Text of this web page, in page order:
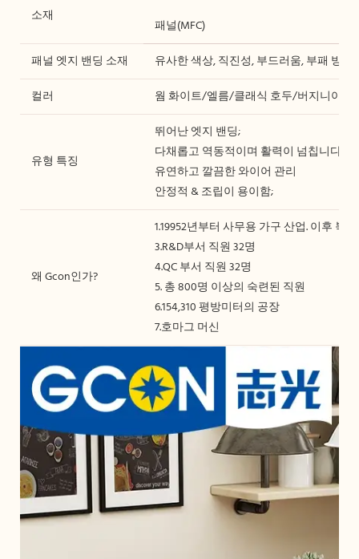
소재
패널(MFC)
패널 엣지 밴딩 소재
유사한 색상, 직진성, 부드러움, 부패 방
컬러
웜 화이트/엘름/클래식 호두/버지니아 호
유형 특징
뛰어난 엣지 밴딩;
다채롭고 역동적이며 활력이 넘칩니다.
유연하고 깔끔한 와이어 관리
안정적 & 조립이 용이함;
왜 Gcon인가?
1.19952년부터 사무용 가구 산업. 이후 북
3.R&D부서 직원 32명
4.QC 부서 직원 32명
5. 총 800명 이상의 숙련된 직원
6.154,310 평방미터의 공장
7.호마그 머신